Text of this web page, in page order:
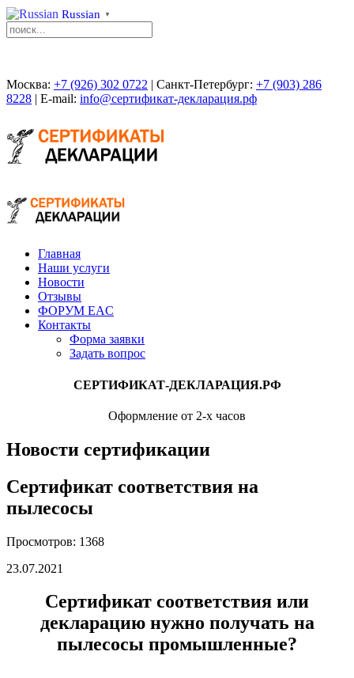
Russian ▼
Москва: +7 (926) 302 0722 | Санкт-Петербург: +7 (903) 286
8228 | E-mail: info@сертификат-декларация.рф
Главная
Наши услуги
Новости
Отзывы
ФОРУМ EAC
Контакты
Форма заявки
Задать вопрос
СЕРТИФИКАТ-ДЕКЛАРАЦИЯ.РФ
Оформление от 2-х часов
Новости сертификации
Сертификат соответствия на
пылесосы
Просмотров: 1368
23.07.2021
Сертификат соответствия или
декларацию нужно получать на
пылесосы промышленные?